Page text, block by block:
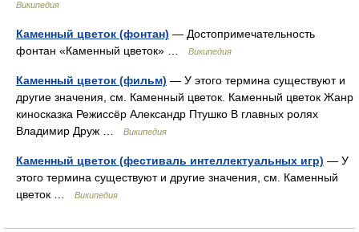
Википедия
Каменный цветок (фонтан) — Достопримечательность
фонтан «Каменный цветок» …
Википедия
Каменный цветок (фильм) — У этого термина существуют и
другие значения, см. Каменный цветок. Каменный цветок Жанр
киносказка Режиссёр Александр Птушко В главных ролях
Владимир Друж …
Википедия
Каменный цветок (фестиваль интеллектуальных игр) — У
этого термина существуют и другие значения, см. Каменный
цветок …
Википедия